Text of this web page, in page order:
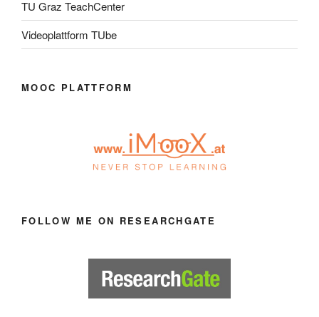
TU Graz TeachCenter
Videoplattform TUbe
MOOC PLATTFORM
FOLLOW ME ON RESEARCHGATE